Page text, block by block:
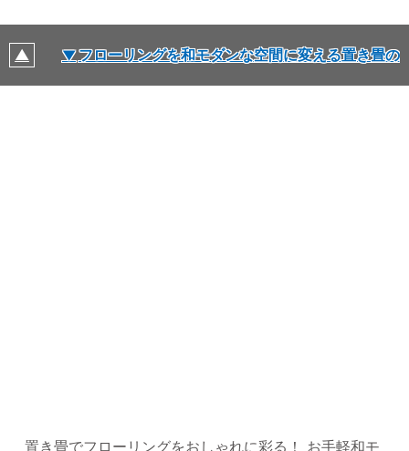
ム フローリングを和モダンな空間に変える置き畳の
置き畳でフローリングをおしゃれに彩る！ お手軽和モ